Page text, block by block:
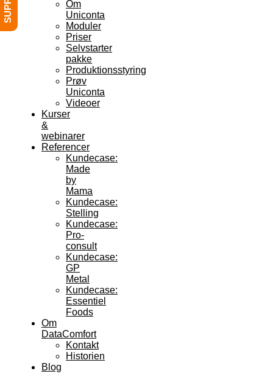
Om
Uniconta
Moduler
Priser
Selvstarter
pakke
Produktionsstyring
Prøv
Uniconta
Videoer
Kurser
&
webinarer
Referencer
Kundecase:
Made
by
Mama
Kundecase:
Stelling
Kundecase:
Pro-
consult
Kundecase:
GP
Metal
Kundecase:
Essentiel
Foods
Om
DataComfort
Kontakt
Historien
Blog